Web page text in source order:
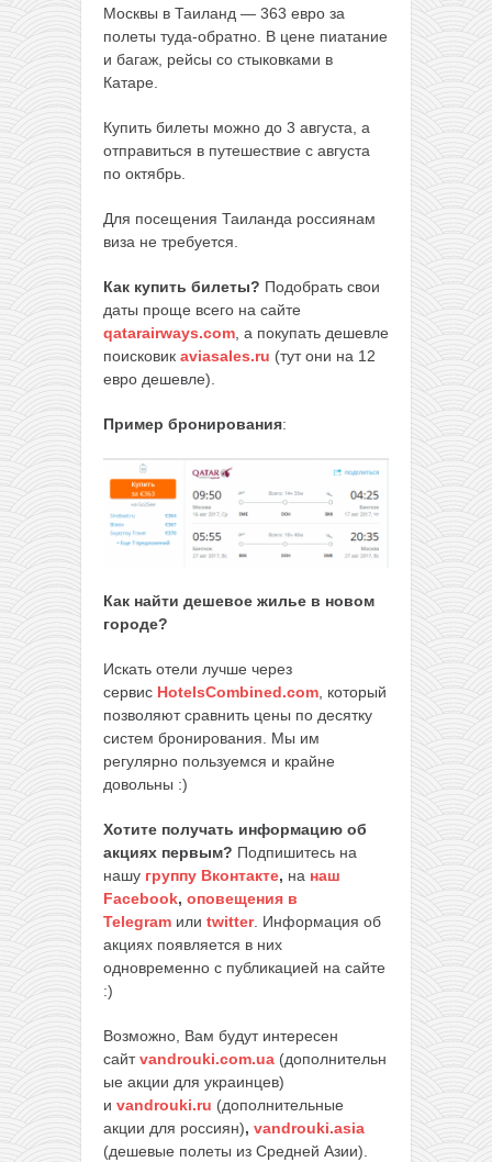
Москвы в Таиланд — 363 евро за
полеты туда-обратно. В цене пиатание
и багаж, рейсы со стыковками в
Катаре.
Купить билеты можно до 3 августа, а
отправиться в путешествие с августа
по октябрь.
Для посещения Таиланда россиянам
виза не требуется.
Как купить билеты? Подобрать свои
даты проще всего на сайте
qatarairways.com , а покупать дешевле
поисковик aviasales.ru (тут они на 12
евро дешевле).
Пример бронирования:
Как найти дешевое жилье в новом
городе?
Искать отели лучше через
сервис HotelsCombined.com , который
позволяют сравнить цены по десятку
систем бронирования. Мы им
регулярно пользуемся и крайне
довольны :)
Хотите получать информацию об
акциях первым? Подпишитесь на
нашу группу Вконтакте, на наш
Facebook, оповещения в
Telegram или twitter. Информация об
акциях появляется в них
одновременно с публикацией на сайте
:)
Возможно, Вам будут интересен
сайтvandrouki.com.ua (дополнительн
ые акции для украинцев)
и vandrouki.ru (дополнительные
акции для россиян), vandrouki.asia
(дешевые полеты из Средней Азии).